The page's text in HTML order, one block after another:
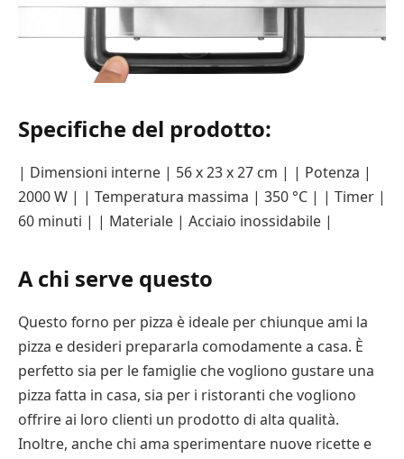
Specifiche del prodotto:
| Dimensioni interne | 56 x 23 x 27 cm | | Potenza |
2000 W | | Temperatura massima | 350 °C | | Timer |
60 minuti | | Materiale | Acciaio inossidabile |
A chi serve questo
Questo forno per pizza è ideale per chiunque ami la
pizza e desideri prepararla comodamente a casa. È
perfetto sia per le famiglie che vogliono gustare una
pizza fatta in casa, sia per i ristoranti che vogliono
offrire ai loro clienti un prodotto di alta qualità.
Inoltre, anche chi ama sperimentare nuove ricette e